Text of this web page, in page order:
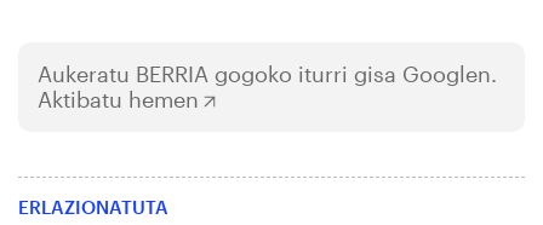
Aukeratu BERRIA gogoko iturri gisa Googlen.
Aktibatu hemen
ERLAZIONATUTA